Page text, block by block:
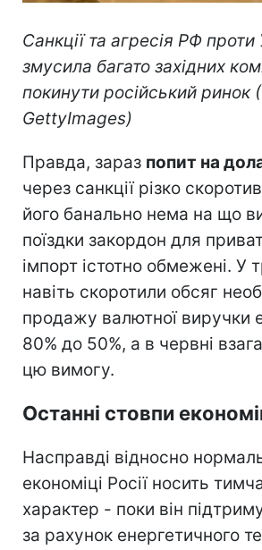
Санкції та агресія РФ проти
змусила багато західних
покинути російський ринок
GettyImages)
Правда, зараз попит на
через санкції різко
його банально нема на що
поїздки закордон для
імпорт істотно обмежені. У
навіть скоротили обсяг
продажу валютної виручки
80% до 50%, а в червні
цю вимогу.
Останні стовпи
Насправді відносно
економіці Росії носить
характер - поки він
за рахунок енергетичного